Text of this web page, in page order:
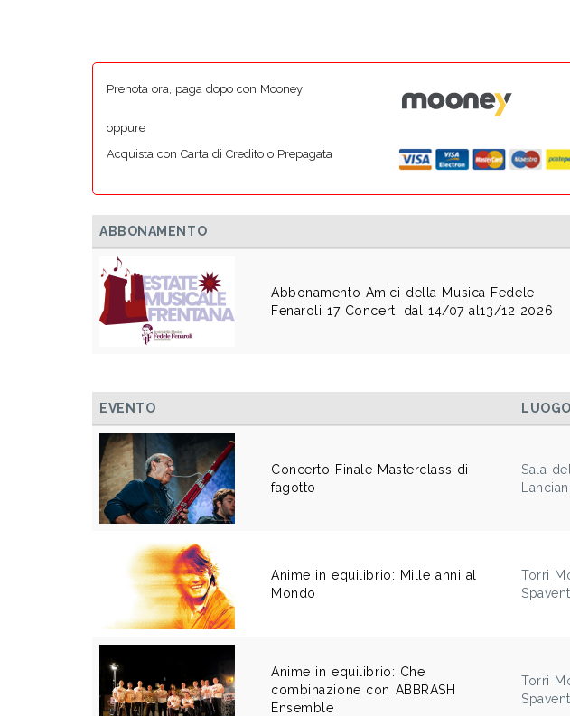
Prenota ora, paga dopo con Mooney
oppure
Acquista con Carta di Credito o Prepagata
ABBONAMENTO
Abbonamento Amici della Musica Fedele
Fenaroli 17 Concerti dal 14/07 al13/12 2026
EVENTO LUOGO
Concerto Finale Masterclass di
fagotto
Sala
Anime in equilibrio: Mille anni al
Mondo
Torri
Anime in equilibrio: Che
combinazione con ABBRASH
Ensemble
Torri